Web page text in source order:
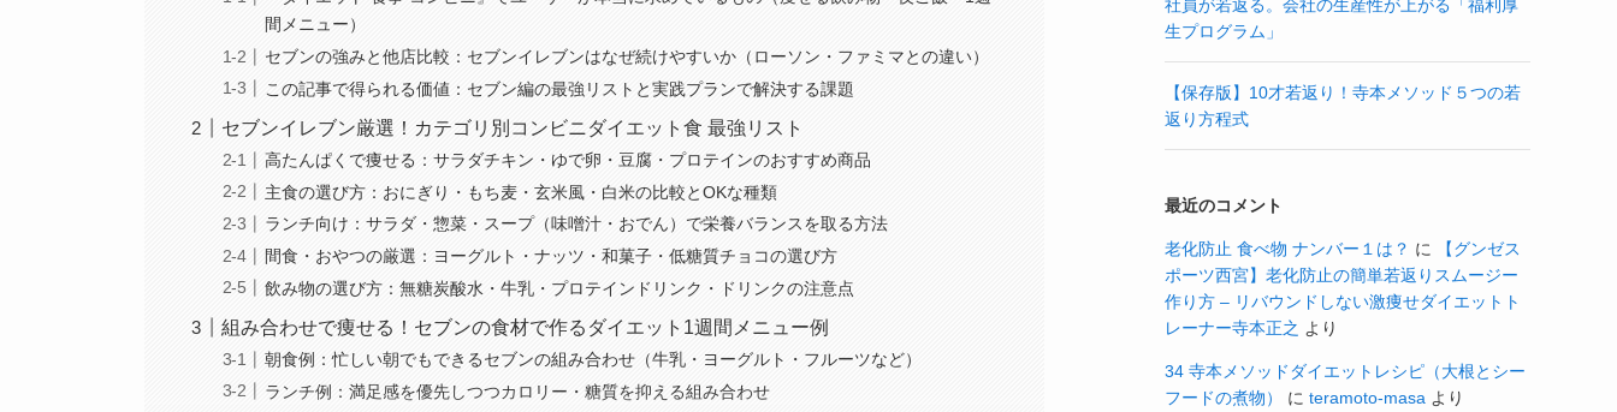
間メニュー）
セブンの強みと他店比較：セブンイレブンはなぜ続けやすいか（ローソン・ファミマとの違い）
この記事で得られる価値：セブン編の最強リストと実践プランで解決する課題
セブンイレブン厳選！カテゴリ別コンビニダイエット食 最強リスト
高たんぱくで痩せる：サラダチキン・ゆで卵・豆腐・プロテインのおすすめ商品
主食の選び方：おにぎり・もち麦・玄米風・白米の比較とOKな種類
ランチ向け：サラダ・惣菜・スープ（味噌汁・おでん）で栄養バランスを取る方法
間食・おやつの厳選：ヨーグルト・ナッツ・和菓子・低糖質チョコの選び方
飲み物の選び方：無糖炭酸水・牛乳・プロテインドリンク・ドリンクの注意点
組み合わせで痩せる！セブンの食材で作るダイエット1週間メニュー例
朝食例：忙しい朝でもできるセブンの組み合わせ（牛乳・ヨーグルト・フルーツなど）
ランチ例：満足感を優先しつつカロリー・糖質を抑える組み合わせ
社員が若返る。会社の生産性が上がる「福利厚
生プログラム」
【保存版】10才若返り！寺本メソッド５つの若
返り方程式
最近のコメント
老化防止 食べ物 ナンバー１は？ に
【グンゼス
ポーツ西宮】老化防止の簡単若返りスムージー
作り方 – リバウンドしない激痩せダイエットト
レーナー寺本正之 より
34 寺本メソッドダイエットレシピ（大根とシー
フードの煮物）
に teramoto-masa より